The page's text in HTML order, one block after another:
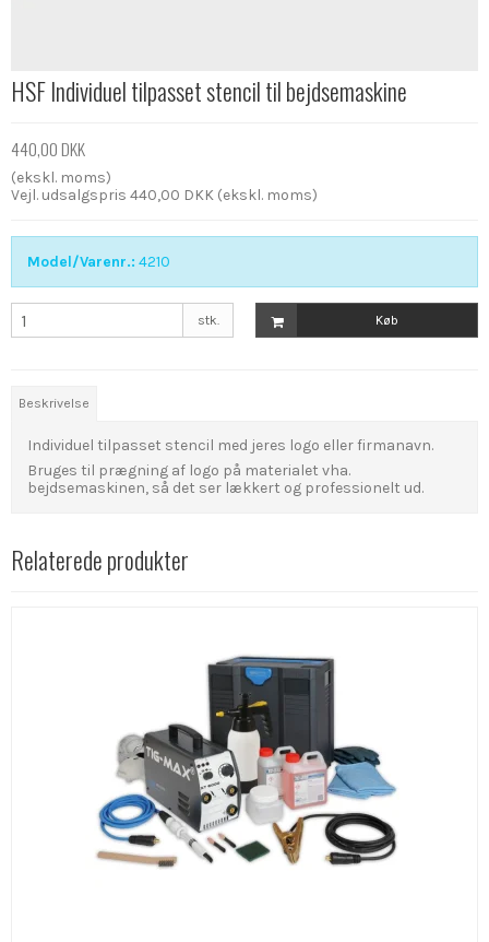
HSF Individuel tilpasset stencil til bejdsemaskine
440,00 DKK
(ekskl. moms)
Vejl. udsalgspris 440,00 DKK (ekskl. moms)
Model/Varenr.: 4210
stk. Køb
Beskrivelse
Individuel tilpasset stencil med jeres logo eller firmanavn.
Bruges til prægning af logo på materialet vha.
bejdsemaskinen, så det ser lækkert og professionelt ud.
Relaterede produkter